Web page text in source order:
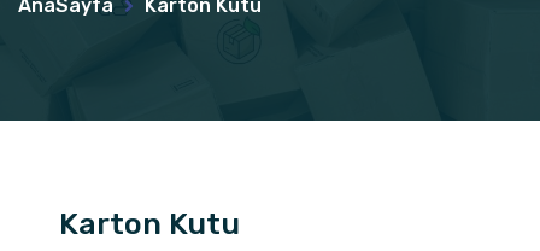
AnaSayfa Karton Kutu
Karton Kutu